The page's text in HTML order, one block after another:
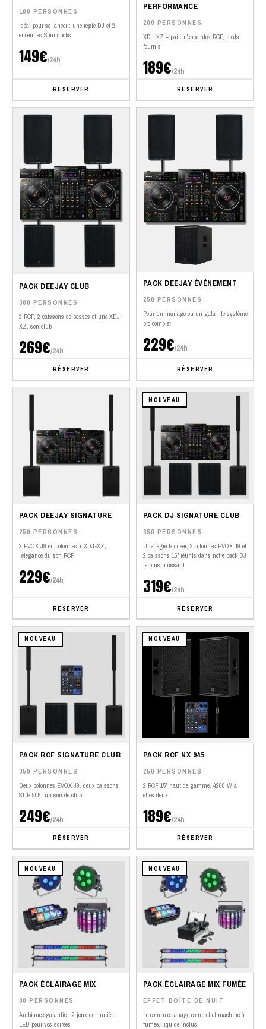
100 PERSONNES
Idéal pour se lancer : une régie DJ et 2
enceintes Soundboks
149€/24h
RÉSERVER
PERFORMANCE
200 PERSONNES
XDJ-XZ + paire d'enceintes RCF, pieds
fournis
189€/24h
RÉSERVER
PACK DEEJAY CLUB
300 PERSONNES
2 RCF, 2 caissons de basses et une XDJ-
XZ, son club
269€/24h
RÉSERVER
PACK DEEJAY ÉVÉNEMENT
250 PERSONNES
Pour un mariage ou un gala : le système
pro complet
229€/24h
RÉSERVER
PACK DEEJAY SIGNATURE
250 PERSONNES
2 EVOX J9 en colonnes + XDJ-XZ,
l'élégance du son RCF
229€/24h
RÉSERVER
NOUVEAU
PACK DJ SIGNATURE CLUB
350 PERSONNES
Une régie Pioneer, 2 colonnes EVOX J9 et
2 caissons 15" réunis dans notre pack DJ
le plus puissant
319€/24h
RÉSERVER
NOUVEAU
PACK RCF SIGNATURE CLUB
350 PERSONNES
Deux colonnes EVOX J9, deux caissons
SUB 905, un son de club
249€/24h
RÉSERVER
NOUVEAU
PACK RCF NX 945
250 PERSONNES
2 RCF 15" haut de gamme, 4200 W à
elles deux
189€/24h
RÉSERVER
NOUVEAU
PACK ÉCLAIRAGE MIX
80 PERSONNES
Ambiance garantie : 2 jeux de lumière
LED pour vos soirées
NOUVEAU
PACK ÉCLAIRAGE MIX FUMÉE
EFFET BOÎTE DE NUIT
Le combo éclairage complet et machine à
fumée, liquide inclus